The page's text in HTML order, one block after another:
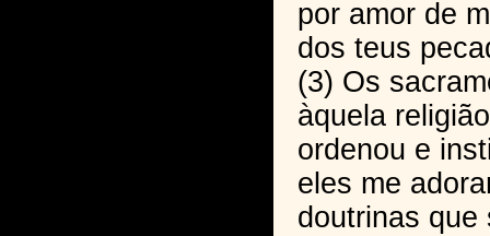
por amor de
dos teus
(3) Os
àquela
ordenou e
eles me
doutrinas que